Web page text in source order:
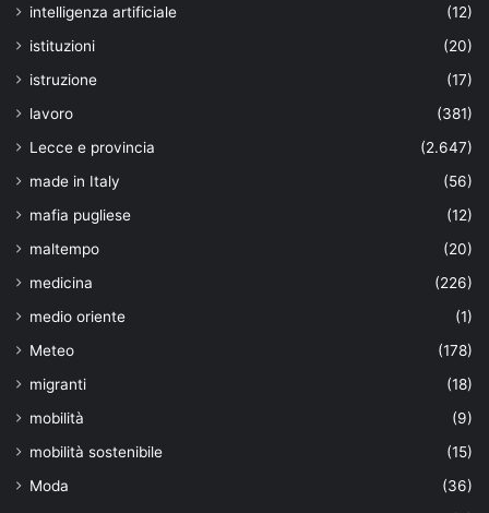
intelligenza artificiale
(12)
istituzioni
(20)
istruzione
(17)
lavoro
(381)
Lecce e provincia
(2.647)
made in Italy
(56)
mafia pugliese
(12)
maltempo
(20)
medicina
(226)
medio oriente
(1)
Meteo
(178)
migranti
(18)
mobilità
(9)
mobilità sostenibile
(15)
Moda
(36)